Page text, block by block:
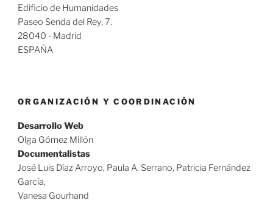
Edificio de Humanidades
Paseo Senda del Rey, 7.
28040 - Madrid
ESPAÑA
ORGANIZACIÓN Y COORDINACIÓN
Desarrollo Web
Olga Gómez Millón
Documentalistas
José Luis Díaz Arroyo, Paula A. Serrano, Patricia Fernández
García,
Vanesa Gourhand